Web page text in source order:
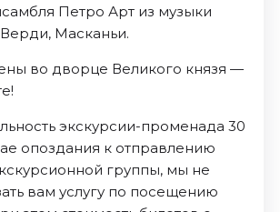
Петро Арт из музыки
Верди, Масканьи.
во дворце Великого князя —
экскурсии-променада 30
опоздания к отправлению
группы, мы не
вам услугу по посещению